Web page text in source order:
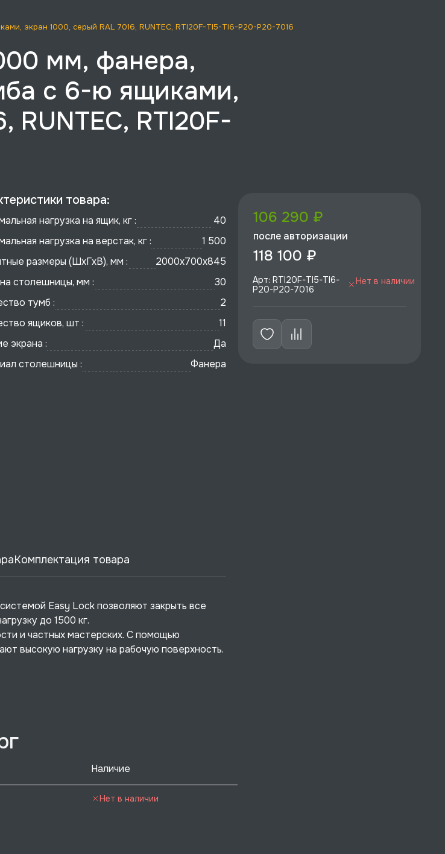
экран 1000, серый RAL 7016, RUNTEC, RTI20F-TI5-TI6-P20-P20-7016
мм, фанера,
с 6-ю ящиками,
RUNTEC, RTI20F-
товара:
нагрузка на ящик, кг :
40
нагрузка на верстак, кг :
1 500
размеры (ШхГхВ), мм :
2000x700х845
столешницы, мм :
30
тумб :
2
ящиков, шт :
11
экрана :
Да
столешницы :
Фанера
Комплектация товара
Easy Lock позволяют закрыть все
до 1500 кг.
и частных мастерских. С помощью
высокую нагрузку на рабочую поверхность.
Наличие
Нет в наличии
106 290 ₽
после авторизации
118 100 ₽
Арт: RTI20F-TI5-TI6-
P20-P20-7016
Нет в наличии